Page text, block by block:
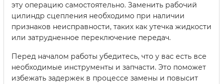
эту операцию самостоятельно. Заменить рабочий
цилиндр сцепления необходимо при наличии
признаков неисправности, таких как утечка жидкости
или затрудненное переключение передач.
Перед началом работы убедитесь, что у вас есть все
необходимые инструменты и запчасти. Это поможет
избежать задержек в процессе замены и повысит